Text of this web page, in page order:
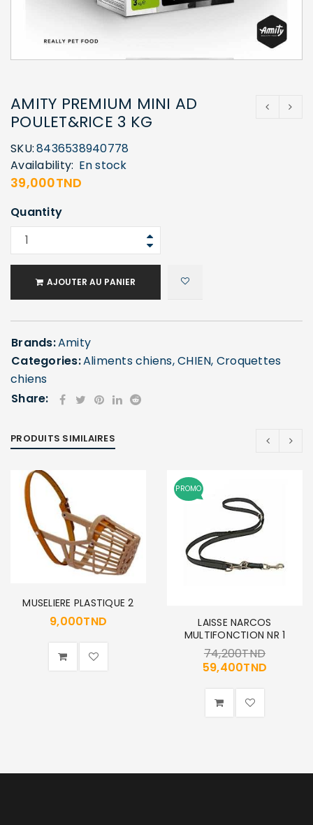
CONNECTER
ou e-mail
de passe*
Se souvenir de moi
SE CONNECTER
AMITY PREMIUM MINI AD
POULET&RICE 3 KG
SKU:8436538940778
Availability: En stock
39,000TND
Quantity
AJOUTER AU PANIER
Brands:Amity
Categories:Aliments chiens,CHIEN, Croquettes
chiens
Share:
PRODUITS SIMILAIRES
MUSELIERE PLASTIQUE 2
9,000TND
PROMO
LAISSE NARCOS
MULTIFONCTION NR 1
74,200TND
59,400TND